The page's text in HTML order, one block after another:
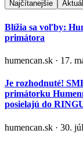
Najčítanejšie
Blížia sa voľby:
primátora
humencan.sk · 17.
Je rozhodnuté!
primátorku
posielajú do
humencan.sk · 30.